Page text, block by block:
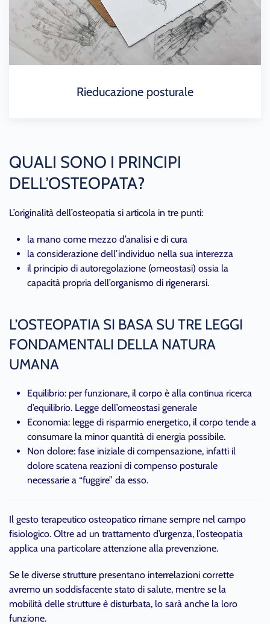
Rieducazione posturale
QUALI SONO I PRINCIPI
DELL’OSTEOPATA?
L’originalità dell’osteopatia si articola in tre punti:
la mano come mezzo d’analisi e di cura
la considerazione dell’individuo nella sua interezza
il principio di autoregolazione (omeostasi) ossia la
capacità propria dell’organismo di rigenerarsi.
L’OSTEOPATIA SI BASA SU TRE LEGGI
FONDAMENTALI DELLA NATURA
UMANA
Equilibrio: per funzionare, il corpo è alla continua ricerca
d’equilibrio. Legge dell’omeostasi generale
Economia: legge di risparmio energetico, il corpo tende a
consumare la minor quantità di energia possibile.
Non dolore: fase iniziale di compensazione, infatti il
dolore scatena reazioni di compenso posturale
necessarie a “fuggire” da esso.
Il gesto terapeutico osteopatico rimane sempre nel campo
fisiologico. Oltre ad un trattamento d’urgenza, l’osteopatia
applica una particolare attenzione alla prevenzione.
Se le diverse strutture presentano interrelazioni corrette
avremo un soddisfacente stato di salute, mentre se la
mobilità delle strutture è disturbata, lo sarà anche la loro
funzione.